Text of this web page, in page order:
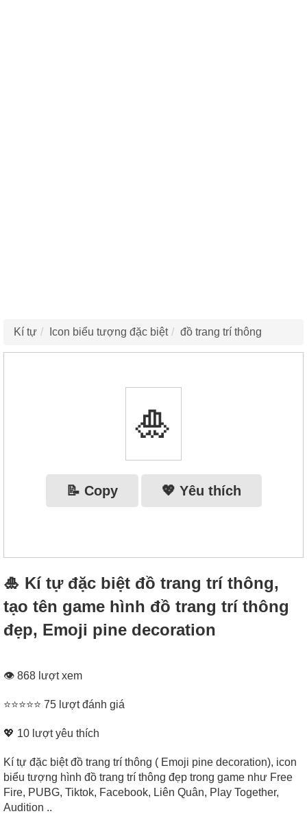
Kí tự Icon biểu tượng đặc biệt đồ trang trí thông
🎍
📝 Copy 💖 Yêu thích
🎍 Kí tự đặc biệt đồ trang trí thông,
tạo tên game hình đồ trang trí thông
đẹp, Emoji pine decoration
👁 868 lượt xem
⭐⭐⭐⭐⭐ 75 lượt đánh giá
💖 10 lượt yêu thích
Kí tự đặc biệt đồ trang trí thông ( Emoji pine decoration), icon
biểu tượng hình đồ trang trí thông đẹp trong game như Free
Fire, PUBG, Tiktok, Facebook, Liên Quân, Play Together,
Audition ..